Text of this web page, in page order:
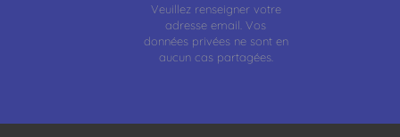
Veuillez renseigner votre
adresseemail.Vos
données privées ne sont en
aucun cas partagées.